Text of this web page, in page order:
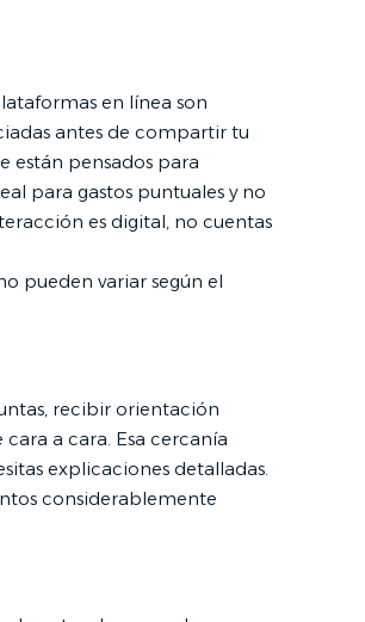
en línea son
antes de compartir tu
están pensados para
para gastos puntuales y no
es digital, no cuentas
pueden variar según el
recibir orientación
a cara. Esa cercanía
explicaciones detalladas.
considerablemente